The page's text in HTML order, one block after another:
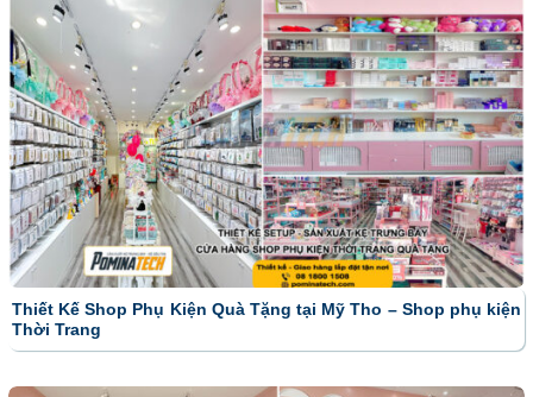
Thiết Kế Shop Phụ Kiện Quà Tặng tại Mỹ Tho – Shop phụ kiện
Thời Trang